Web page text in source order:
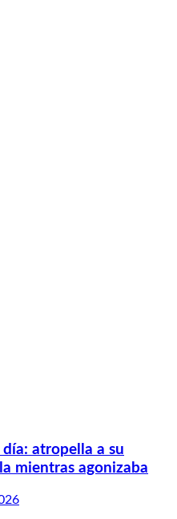
atropella a su
mientras agonizaba